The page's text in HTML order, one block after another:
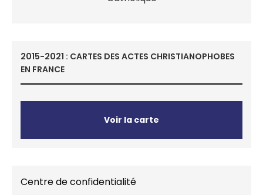
2015-2021 : CARTES DES ACTES CHRISTIANOPHOBES
EN FRANCE
Voir la carte
Centre de confidentialité